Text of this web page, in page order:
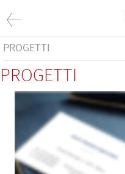
PROGETTI
PROGETTI